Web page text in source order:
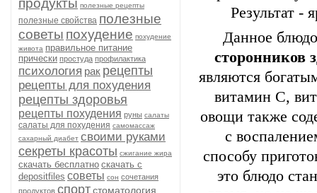
продукты полезные рецепты
полезные свойства полезные
советы похудение похудение
живота правильное питание
прически простуда профилактика
психология рак рецепты
рецепты для похудения
рецепты здоровья
рецепты похудения руны салаты
салаты для похудения самомассаж
сахарный диабет своими руками
секреты красоты сжигание жира
скачать бесплатно скачать с
depositfiles советы сон сочетания
продуктов спортстоматология
Результат -
Данное
сторонников
являются
витамин С,
овощи также
с
способу
это блюдо